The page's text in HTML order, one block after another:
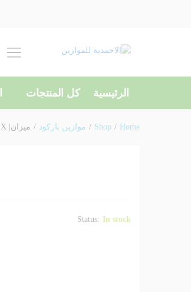
الرئيسية كل المنتجات
Home
/
Shop
/ موازين باركود / ميزان| SCOUT™ SJX
Status: In stock